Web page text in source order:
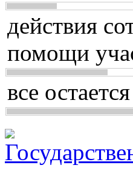
действия
помощи
все